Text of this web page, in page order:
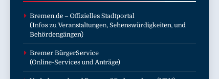
Bremen.de – Offizielles Stadtportal
(Infos zu Veranstaltungen, Sehenswürdigkeiten, und
Behördengängen)
Bremer BürgerService
(Online-Services und Anträge)